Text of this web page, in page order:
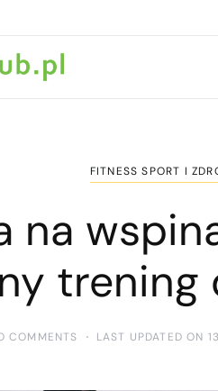
FITNESS SPORT I
na
trening
COMMENTS LAST UPDATED ON